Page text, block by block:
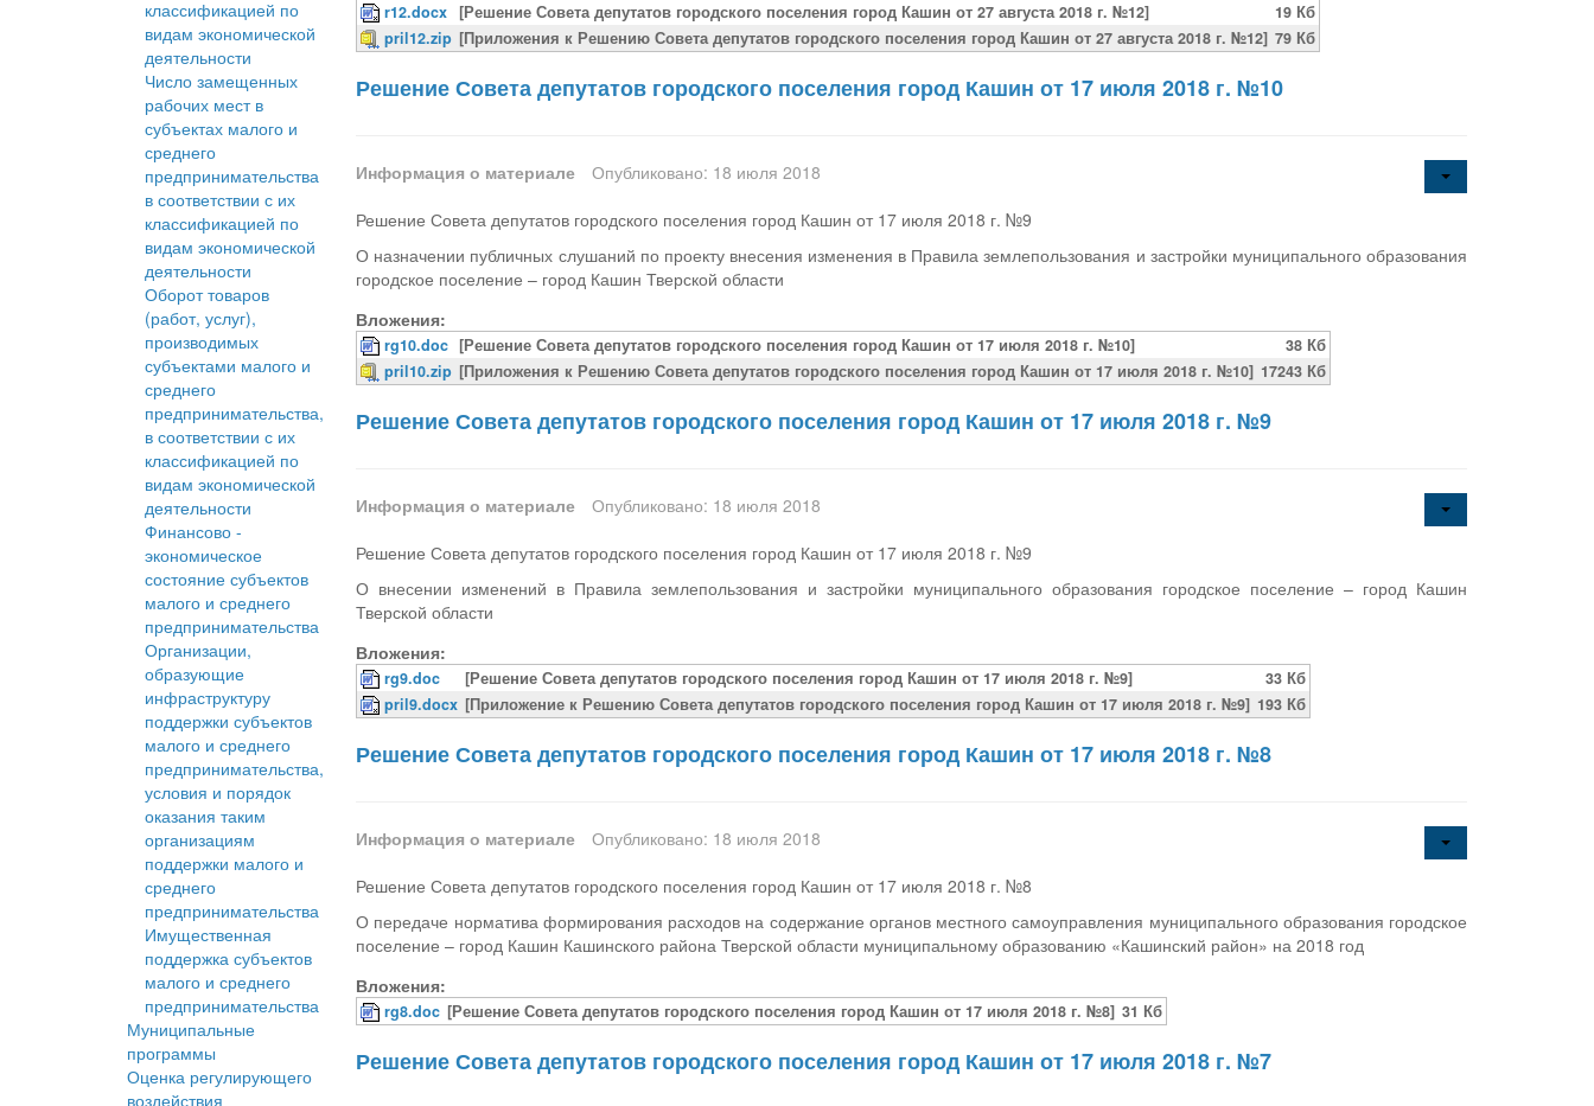
классификацией по
видам экономической
деятельности
Число замещенных
рабочих мест в
субъектах малого и
среднего
предпринимательства
в соответствии с их
классификацией по
видам экономической
деятельности
Оборот товаров
(работ, услуг),
производимых
субъектами малого и
среднего
предпринимательства,
в соответствии с их
классификацией по
видам экономической
деятельности
Финансово -
экономическое
состояние субъектов
малого и среднего
предпринимательства
Организации,
образующие
инфраструктуру
поддержки субъектов
малого и среднего
предпринимательства,
условия и порядок
оказания таким
организациям
поддержки малого и
среднего
предпринимательства
Имущественная
поддержка субъектов
малого и среднего
предпринимательства
Муниципальные
программы
Оценка регулирующего
воздействия
r12.docx [Решение Совета депутатов городского поселения город Кашин от 27 августа 2018 г. №12]
19 Кб
pril12.zip [Приложения к Решению Совета депутатов городского поселения город Кашин от 27 августа 2018 г. №12] 79 Кб
Решение Совета депутатов городского поселения город Кашин от 17 июля 2018 г. №10
Информация о материале
Опубликовано: 18 июля 2018
Решение Совета депутатов городского поселения город Кашин от 17 июля 2018 г. №9
О назначении публичных слушаний по проекту внесения изменения в Правила землепользования и застройки муниципального образования
городское поселение – город Кашин Тверской области
Вложения:
rg10.doc [Решение Совета депутатов городского поселения город Кашин от 17 июля 2018 г. №10]
38 Кб
pril10.zip [Приложения к Решению Совета депутатов городского поселения город Кашин от 17 июля 2018 г. №10] 17243 Кб
Решение Совета депутатов городского поселения город Кашин от 17 июля 2018 г. №9
Информация о материале
Опубликовано: 18 июля 2018
Решение Совета депутатов городского поселения город Кашин от 17 июля 2018 г. №9
О внесении изменений в Правила землепользования и застройки муниципального образования городское поселение – город Кашин
Тверской области
Вложения:
rg9.doc [Решение Совета депутатов городского поселения город Кашин от 17 июля 2018 г. №9]
33 Кб
pril9.docx [Приложение к Решению Совета депутатов городского поселения город Кашин от 17 июля 2018 г. №9] 193 Кб
Решение Совета депутатов городского поселения город Кашин от 17 июля 2018 г. №8
Информация о материале
Опубликовано: 18 июля 2018
Решение Совета депутатов городского поселения город Кашин от 17 июля 2018 г. №8
О передаче норматива формирования расходов на содержание органов местного самоуправления муниципального образования городское
поселение – город Кашин Кашинского района Тверской области муниципальному образованию «Кашинский район» на 2018 год
Вложения:
rg8.doc [Решение Совета депутатов городского поселения город Кашин от 17 июля 2018 г. №8] 31 Кб
Решение Совета депутатов городского поселения город Кашин от 17 июля 2018 г. №7